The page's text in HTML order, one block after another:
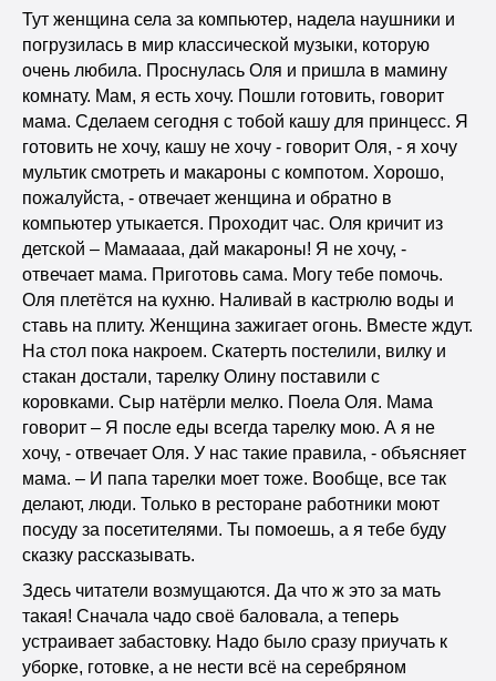
Тут женщина села за компьютер, надела наушники и
погрузилась в мир классической музыки, которую
очень любила. Проснулась Оля и пришла в мамину
комнату. Мам, я есть хочу. Пошли готовить, говорит
мама. Сделаем сегодня с тобой кашу для принцесс. Я
готовить не хочу, кашу не хочу - говорит Оля, - я хочу
мультик смотреть и макароны с компотом. Хорошо,
пожалуйста, - отвечает женщина и обратно в
компьютер утыкается. Проходит час. Оля кричит из
детской – Мамаааа, дай макароны! Я не хочу, -
отвечает мама. Приготовь сама. Могу тебе помочь.
Оля плетётся на кухню. Наливай в кастрюлю воды и
ставь на плиту. Женщина зажигает огонь. Вместе ждут.
На стол пока накроем. Скатерть постелили, вилку и
стакан достали, тарелку Олину поставили с
коровками. Сыр натёрли мелко. Поела Оля. Мама
говорит – Я после еды всегда тарелку мою. А я не
хочу, - отвечает Оля. У нас такие правила, - объясняет
мама. – И папа тарелки моет тоже. Вообще, все так
делают, люди. Только в ресторане работники моют
посуду за посетителями. Ты помоешь, а я тебе буду
сказку рассказывать.
Здесь читатели возмущаются. Да что ж это за мать
такая! Сначала чадо своё баловала, а теперь
устраивает забастовку. Надо было сразу приучать к
уборке, готовке, а не нести всё на серебряном